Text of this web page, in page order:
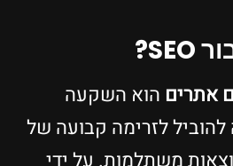
הוא השקעה
להוביל לזרימה קבועה של